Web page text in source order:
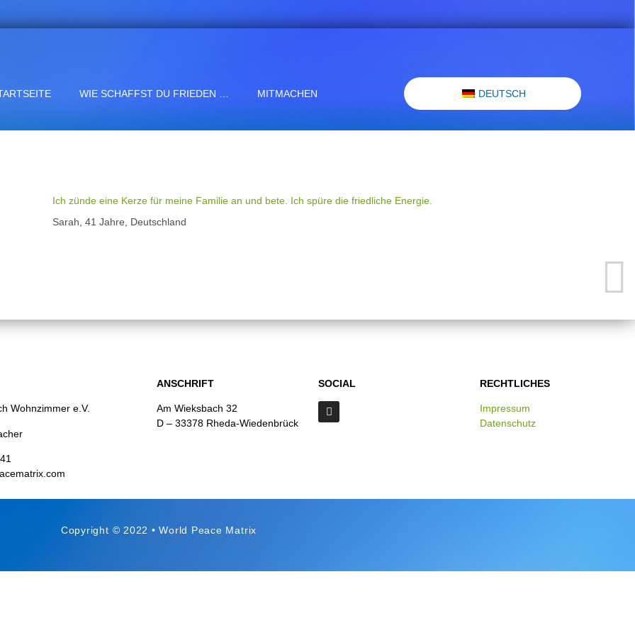
WIE SCHAFFST DU FRIEDEN … MITMACHEN DEUTSCH
Ich zünde eine Kerze für meine Familie an und bete. Ich spüre die friedliche Energie.
Sarah, 41 Jahre, Deutschland
Wohnzimmer e.V.
ANSCHRIFT
Am Wieksbach 32
D – 33378 Rheda-Wiedenbrück
SOCIAL RECHTLICHES
Impressum
Datenschutz
Copyright © 2022 • World Peace Matrix